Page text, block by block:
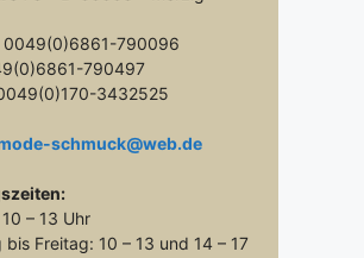
0049(0)6861-790096
790497
3432525
schmuck@web.de
– 13 Uhr
bis Freitag: 10 – 13 und 14 – 17